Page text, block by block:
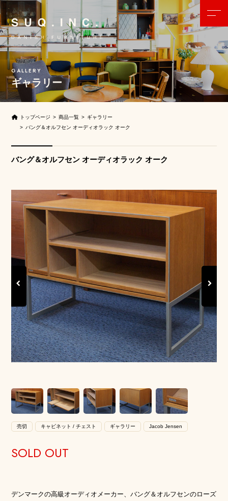
ギャラリー
トップページ 商品一覧
ギャラリー
バング＆オルフセン オーディオラック オーク
バング＆オルフセン オーディオラック オーク
Previous
売切 キャビネット / チェスト ギャラリー Jacob Jensen
SOLD OUT
デンマークの高級オーディオメーカー、バング＆オルフセンのローズ